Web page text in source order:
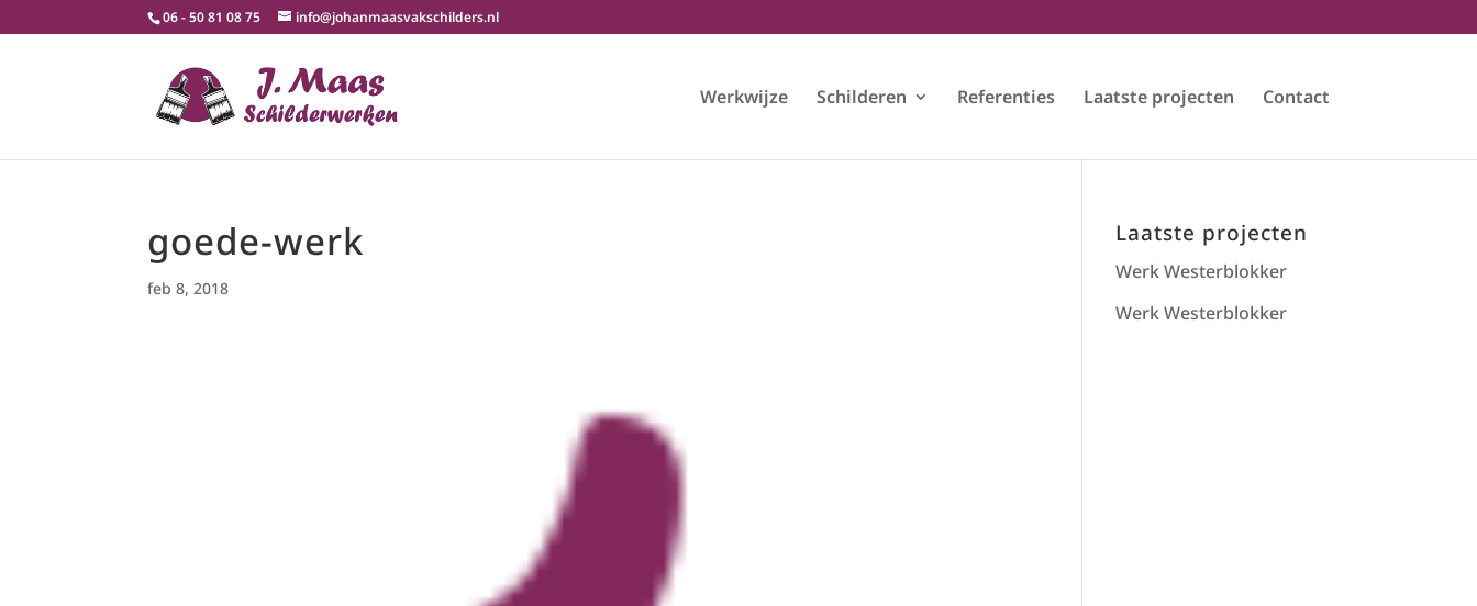
06 - 50 81 08 75 info@johanmaasvakschilders.nl
Werkwijze Schilderen Referenties Laatste projecten Contact
goede-werk
feb 8, 2018
Laatste projecten
Werk Westerblokker
Werk Westerblokker